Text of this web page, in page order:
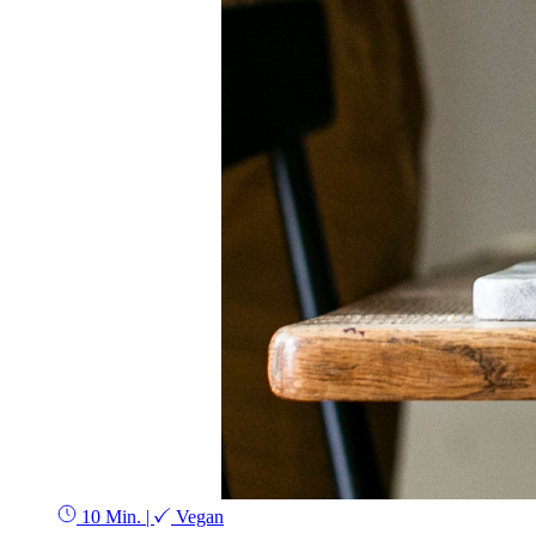
10 Min. | Vegan